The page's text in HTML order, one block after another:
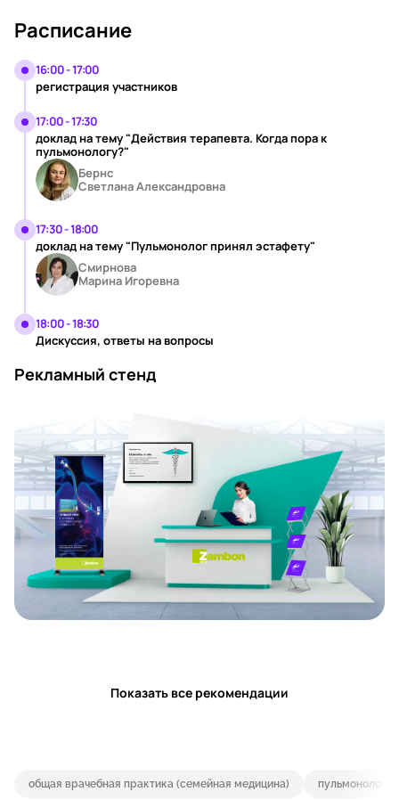
Расписание
16:00 - 17:00
регистрация участников
17:00 - 17:30
доклад на тему "Действия терапевта. Когда пора к
пульмонологу?"
Бернс
Светлана Александровна
17:30 - 18:00
доклад на тему "Пульмонолог принял эстафету"
Смирнова
Марина Игоревна
18:00 - 18:30
Дискуссия, ответы на вопросы
Рекламный стенд
Показать все рекомендации
общая врачебная практика (семейная медицина) пульмонология